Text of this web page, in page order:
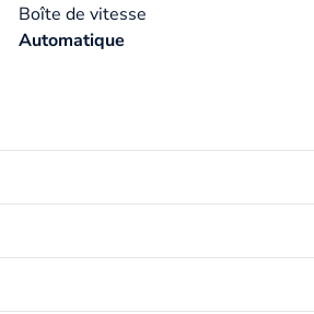
Boîte de vitesse
Automatique